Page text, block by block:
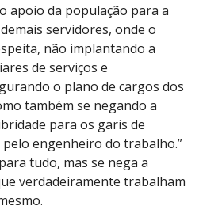
apoio da população para a
servidores, onde o
não implantando a
de serviços e
o plano de cargos dos
também se negando a
para os garis de
engenheiro do trabalho.”
tudo, mas se nega a
verdadeiramente trabalham